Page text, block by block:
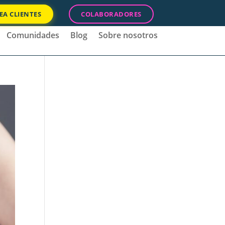
CLIENTES COLABORADORES
Comunidades Blog Sobre nosotros